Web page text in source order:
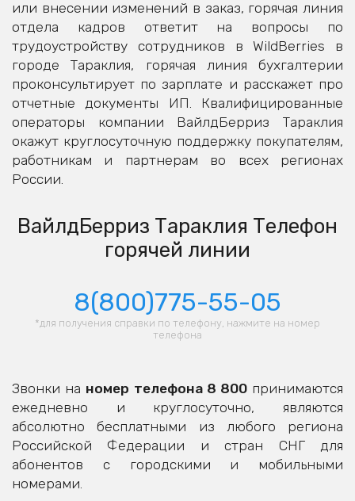
или внесении изменений в заказ, горячая линия
отдела кадров ответит на вопросы по
трудоустройству сотрудников в WildBerries в
городе Тараклия, горячая линия бухгалтерии
проконсультирует по зарплате и расскажет про
отчетные документы ИП. Квалифицированные
операторы компании ВайлдБерриз Тараклия
окажут круглосуточную поддержку покупателям,
работникам и партнерам во всех регионах
России.
ВайлдБерриз Тараклия Телефон
горячей линии
8(800)775-55-05
*для получения справки по телефону, нажмите на номер
телефона
Звонки на номер телефона 8 800принимаются
ежедневно и круглосуточно, являются
абсолютно бесплатными из любого региона
Российской Федерации и стран СНГ для
абонентов с городскими и мобильными
номерами.